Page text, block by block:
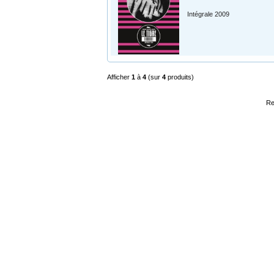
Intégrale 2009
Afficher 1 à 4 (sur 4 produits)